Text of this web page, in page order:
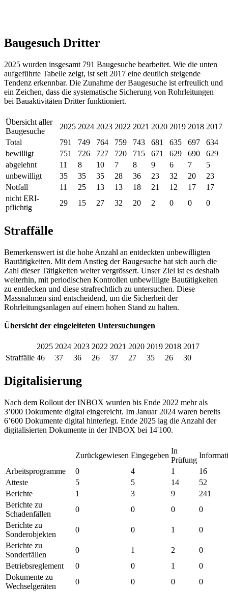
Baugesuch Dritter
2025 wurden insgesamt 791 Baugesuche bearbeitet. Wie die unten
aufgeführte Tabelle zeigt, ist seit 2017 eine deutlich steigende
Tendenz erkennbar. Die Zunahme der Baugesuche ist erfreulich und
ein Zeichen, dass die systematische Sicherung von Rohrleitungen
bei Bauaktivitäten Dritter funktioniert.
Übersicht aller
Baugesuche
2025 2024 2023 2022 2021 2020 2019 2018 2017
Total
791 749 764 759 743 681 635 697
634
bewilligt
751 726 727 720 715 671 629 690
629
abgelehnt
11 8 10 7 8 9 6 7
5
unbewilligt
35 35 35 28 36 23 32 20
23
Notfall
11 25 13 13 18 21 12 17
17
nicht ERI-
pflichtig
29 15 27 32 20 2 0 0 0
Straffälle
Bemerkenswert ist die hohe Anzahl an entdeckten unbewilligten
Bautätigkeiten. Mit dem Anstieg der Baugesuche hat sich auch die
Zahl dieser Tätigkeiten weiter vergrössert. Unser Ziel ist es deshalb
weiterhin, mit periodischen Kontrollen unbewilligte Bautätigkeiten
zu entdecken und diese strafrechtlich zu untersuchen. Diese
Massnahmen sind entscheidend, um die Sicherheit der
Rohrleitungsanlagen auf einem hohen Stand zu halten.
Übersicht der eingeleiteten Untersuchungen
2025 2024 2023 2022 2021 2020 2019 2018 2017
Straffälle 46 37 36 26 37 27 35 26 30
Digitalisierung
Nach dem Rollout der INBOX wurden bis Ende 2022 mehr als
3’000 Dokumente digital eingereicht. Im Januar 2024 waren bereits
6’600 Dokumente digital hinterlegt. Ende 2025 lag die Anzahl der
digitalisierten Dokumente in der INBOX bei 14'100.
Zurückgewiesen Eingegeben
In
Prüfung
Arbeitsprogramme
0 4 1
16
Atteste
5 5 14
52
Berichte
1 3 9
241
Berichte zu
Schadenfällen
0 0 0
0
Berichte zu
Sonderobjekten
0 0 1
0
Berichte zu
Sonderfällen
0 1 2
0
Betriebsreglement
0 0 1
0
Dokumente zu
Wechselgeräten
0 0 0
0